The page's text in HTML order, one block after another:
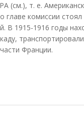
(см.), т. е.
главе комиссии
В 1915-1916 годы
Франции.